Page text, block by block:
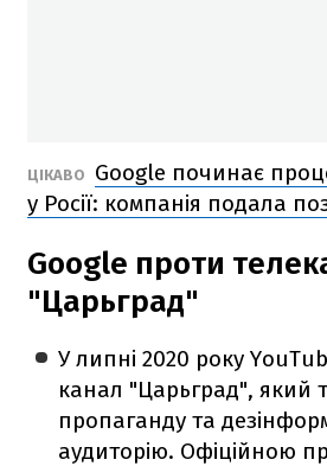
ЦІКАВО
Google починає
у Росії: компанія подала
Google проти
"Царьград"
У липні 2020 року
канал "Царьград", який
пропаганду та
аудиторію. Офіційною